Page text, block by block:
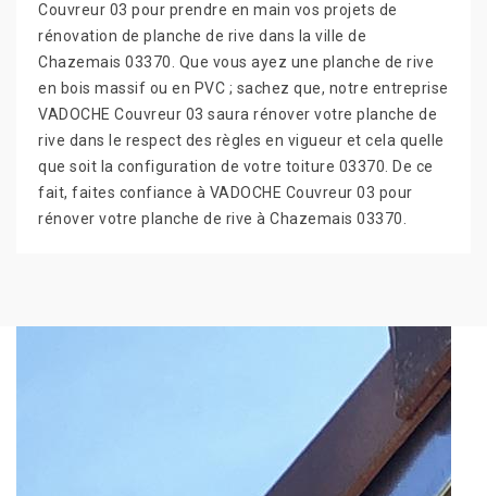
Couvreur 03 pour prendre en main vos projets de
rénovation de planche de rive dans la ville de
Chazemais 03370. Que vous ayez une planche de rive
en bois massif ou en PVC ; sachez que, notre entreprise
VADOCHE Couvreur 03 saura rénover votre planche de
rive dans le respect des règles en vigueur et cela quelle
que soit la configuration de votre toiture 03370. De ce
fait, faites confiance à VADOCHE Couvreur 03 pour
rénover votre planche de rive à Chazemais 03370.